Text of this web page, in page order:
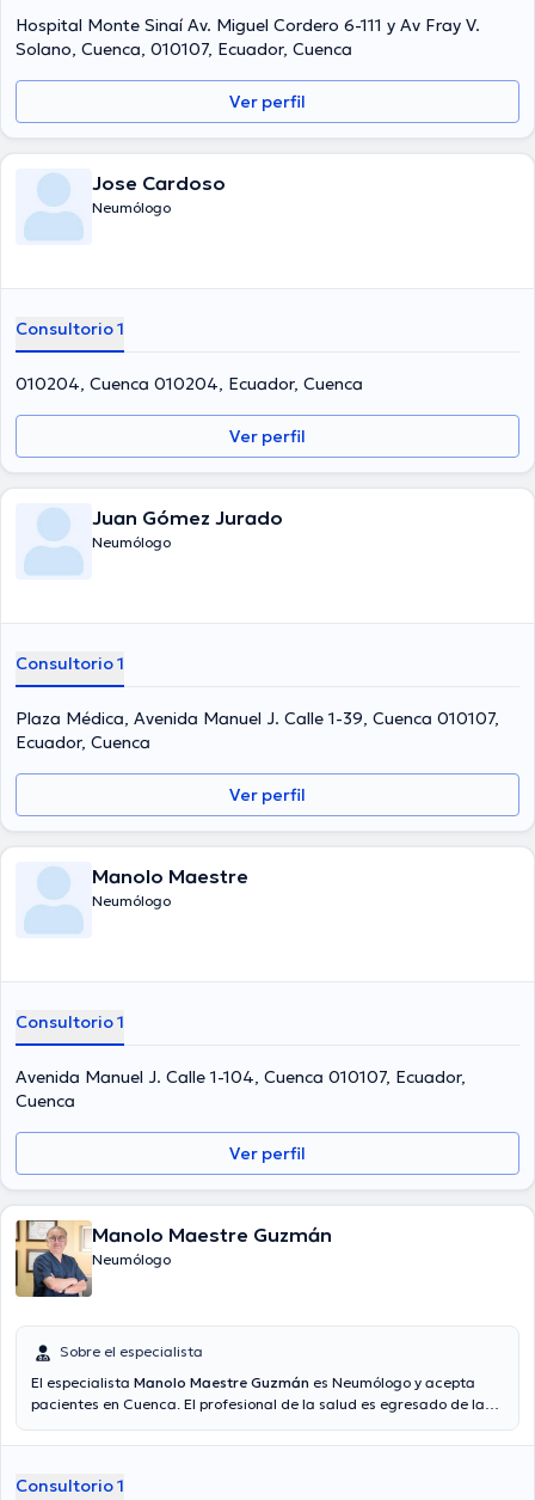
Hospital Monte Sinaí Av. Miguel Cordero 6-111 y Av Fray V.
Solano, Cuenca, 010107, Ecuador, Cuenca
Ver perfil
Jose Cardoso
Neumólogo
Consultorio 1
010204, Cuenca 010204, Ecuador, Cuenca
Ver perfil
Juan Gómez Jurado
Neumólogo
Consultorio 1
Plaza Médica, Avenida Manuel J. Calle 1-39, Cuenca 010107,
Ecuador, Cuenca
Ver perfil
Manolo Maestre
Neumólogo
Consultorio 1
Avenida Manuel J. Calle 1-104, Cuenca 010107, Ecuador,
Cuenca
Ver perfil
Manolo Maestre Guzmán
Neumólogo
Sobre el especialista
El especialista Manolo Maestre Guzmán es Neumólogo y acepta
pacientes en Cuenca. El profesional de la salud es egresado de la
amplios conocimientos en su área de especialidad. El médico posee
se ha desempeñado como miembro de diversas asociaciones
Consultorio 1